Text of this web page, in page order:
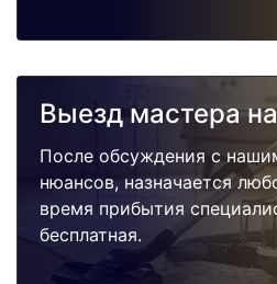
Выезд мастера
После обсуждения с
нюансов, назначается
время прибытия
бесплатная.